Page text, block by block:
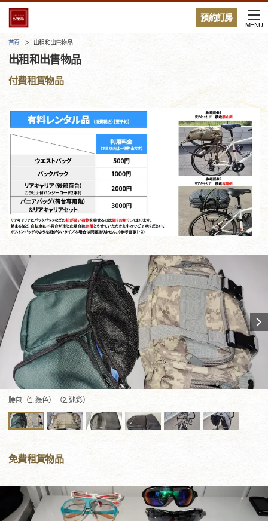
預約訂房
MENU
首頁 出租和出售物品
出租和出售物品
付費租賃物品
腰包（1. 綠色）（2. 迷彩）
免費租賃物品